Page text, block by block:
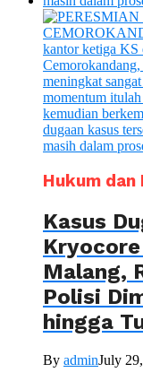
Hukum dan
Kasus
Malang,
Polisi
hingga
By adminJuly